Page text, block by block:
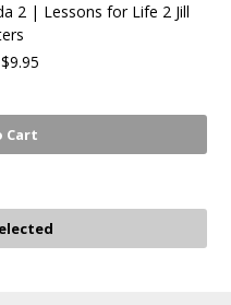
2 | Lessons for Life 2 Jill
$9.95
Cart